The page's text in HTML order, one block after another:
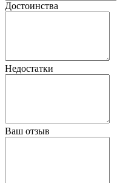
Достоинства
Недостатки
Ваш отзыв